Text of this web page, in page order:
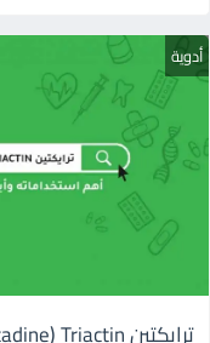
أدوية
ترايكتين Cyproheptadine) Triactin) فاتح للشهية لزيادة الوزن